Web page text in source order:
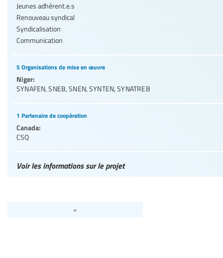
Jeunes adhérent.e.s
Renouveau syndical
Syndicalisation
Communication
5 Organisations de mise en œuvre
Niger:
SYNAFEN,SNEB,SNEN,SYNTEN,SYNATREB
1 Partenaire de coopération
Canada:
CSQ
Voir les informations sur le projet
»